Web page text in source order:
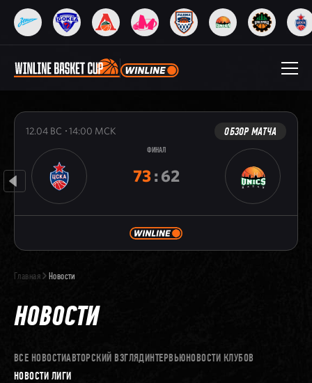
12.04 ВС 14:00 МСК ОБЗОР МАТЧА
ФИНАЛ
73:62
Главная Новости
НОВОСТИ
ВСЕ НОВОСТИАВТОРСКИЙ ВЗГЛЯДИНТЕРВЬЮНОВОСТИ КЛУБОВ
НОВОСТИ ЛИГИ